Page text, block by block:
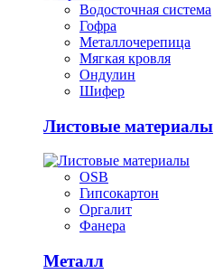
Водосточная система
Гофра
Металлочерепица
Мягкая кровля
Ондулин
Шифер
Листовые материалы
OSB
Гипсокартон
Оргалит
Фанера
Металл